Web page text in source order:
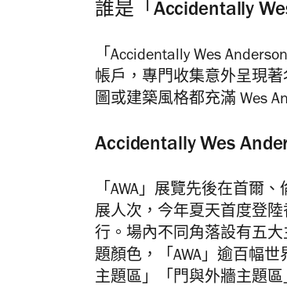
誰是「Accidentally
「Accidentally Wes
帳戶，專門收集意外呈現
圖或建築風格都充滿 Wes
Accidentally Wes
「AWA」展覽先後在首爾
展人次，今年夏天首度登
行。場內不同角落設有五
題顏色，「AWA」逾百幅
主題區」「門與外牆主題